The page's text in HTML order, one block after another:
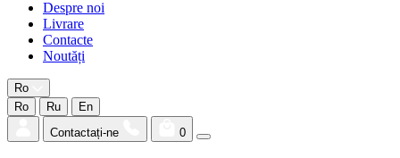
Despre noi
Livrare
Contacte
Noutăți
Ro
Ro
Ru
En
Contactați-ne
0